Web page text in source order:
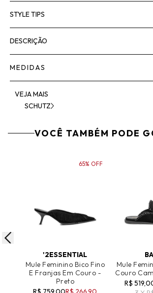
STYLE TIPS
DESCRIÇÃO
MEDIDAS
VEJA MAIS
SCHUTZ
VOCÊ TAMBÉM PODE
'2ESSENTIAL
Mule Feminino Bico Fino
E Franjas Em Couro -
Preto
65% OFF
Mule
Couro
R$